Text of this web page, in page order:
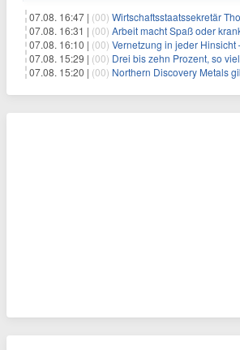
07.08. 16:47 | (00) Wirtschaftsstaatssekretär Thomas Dörflinger besucht
07.08. 16:31 | (00) Arbeit macht Spaß oder
07.08. 16:10 | (00) Vernetzung in jeder Hinsicht – Die
07.08. 15:29 | (00) Drei bis zehn Prozent, so viel Strom
07.08. 15:20 | (00) Northern Discovery Metals gibt die Börsennotierung an